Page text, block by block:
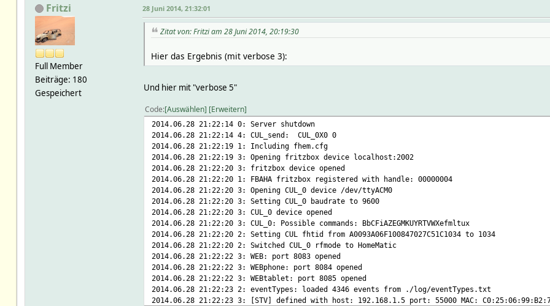
Fritzi
Full Member
Beiträge: 180
Gespeichert
28 Juni 2014, 21:32:01
Zitat von: Fritzi am 28 Juni 2014, 20:19:30
Hier das Ergebnis (mit verbose 3):
Und hier mit "verbose 5"
Code Auswählen Erweitern
2014.06.28 21:22:14 0: Server shutdown
2014.06.28 21:22:14 4: CUL_send: CUL_0X0 0
2014.06.28 21:22:19 1: Including fhem.cfg
2014.06.28 21:22:19 3: Opening fritzbox device localhost:2002
2014.06.28 21:22:20 3: fritzbox device opened
2014.06.28 21:22:20 1: FBAHA fritzbox registered with handle: 00000004
2014.06.28 21:22:20 3: Opening CUL_0 device /dev/ttyACM0
2014.06.28 21:22:20 3: Setting CUL_0 baudrate to 9600
2014.06.28 21:22:20 3: CUL_0 device opened
2014.06.28 21:22:20 3: CUL_0: Possible commands: BbCFiAZEGMKUYRTVWXefmltux
2014.06.28 21:22:20 2: Setting CUL fhtid from A0093A06F100847027C51C1034 to 1034
2014.06.28 21:22:20 2: Switched CUL_0 rfmode to HomeMatic
2014.06.28 21:22:22 3: WEB: port 8083 opened
2014.06.28 21:22:22 3: WEBphone: port 8084 opened
2014.06.28 21:22:22 3: WEBtablet: port 8085 opened
2014.06.28 21:22:23 2: eventTypes: loaded 4346 events from ./log/eventTypes.txt
2014.06.28 21:22:23 3: [STV] defined with host: 192.168.1.5 port: 55000 MAC: